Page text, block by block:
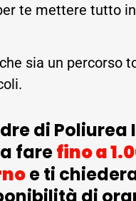
te mettere tutto in
sia un percorso
di Poliurea
farefino a
e ti